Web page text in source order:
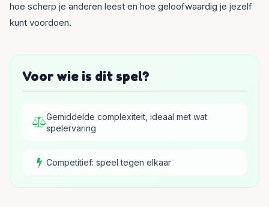
hoe scherp je anderen leest en hoe geloofwaardig je jezelf
kunt voordoen.
Voor wie is dit spel?
Gemiddelde complexiteit, ideaal met wat
spelervaring
Competitief: speel tegen elkaar